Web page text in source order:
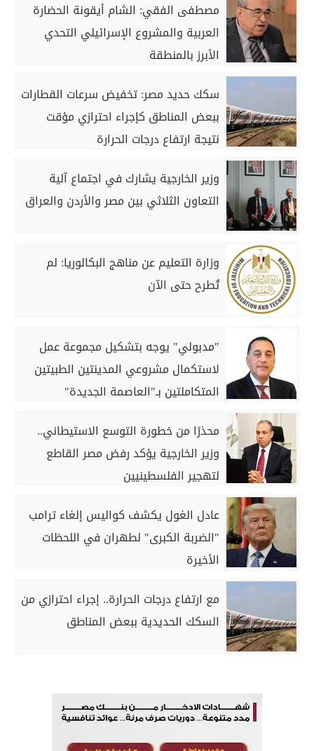
مصطفى الفقي: الشام أيقونة الحضارة
العربية والمشروع الإسرائيلي التحدي
الأبرز بالمنطقة
سكك حديد مصر: تخفيض سرعات القطارات
ببعض المناطق كإجراء احترازي مؤقت
نتيجة ارتفاع درجات الحرارة
وزير الخارجية يشارك في اجتماع آلية
التعاون الثلاثي بين مصر والأردن والعراق
وزارة التعليم عن مناهج البكالوريا: لم
تُطرح حتى الآن
"مدبولي" يوجه بتشكيل مجموعة عمل
لاستكمال مشروعي المدينتين الطبيتين
المتكاملتين بـ"العاصمة الجديدة"
محذرًا من خطورة التوسع الاستيطاني..
وزير الخارجية يؤكد رفض مصر القاطع
لتهجير الفلسطينيين
عادل الغول يكشف كواليس إلغاء ترامب
"الضربة الكبرى" لطهران في اللحظات
الأخيرة
مع ارتفاع درجات الحرارة.. إجراء احترازي من
السكك الحديدية ببعض المناطق